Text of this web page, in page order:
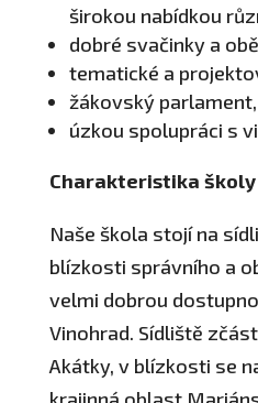
širokou nabídkou
dobré svačinky a
tematické a
žákovský parlament,
úzkou spolupráci s
Charakteristika školy
Naše škola stojí na
blízkosti správního a
velmi dobrou
Vinohrad. Sídliště
Akátky, v blízkosti se